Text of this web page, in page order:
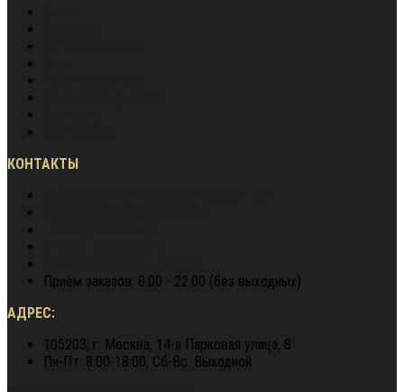
КОНТАКТЫ
Приём заказов: 8.00 - 22.00 (без выходных)
АДРЕС:
105203, г. Москва, 14-я Парковая улица, 8
Пн-Пт: 8:00-18:00, Сб-Вс: Выходной